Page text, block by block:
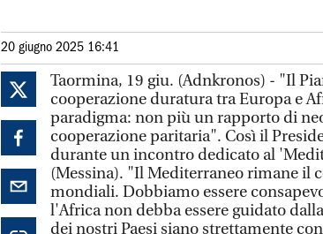
20 giugno 2025 16:41
Taormina, 19 giu. (Adnkronos) - "Il
cooperazione duratura tra Europa e
paradigma: non più un rapporto di
cooperazione paritaria". Così il
durante un incontro dedicato al
(Messina). "Il Mediterraneo rimane il
mondiali. Dobbiamo essere
l'Africa non debba essere guidato
dei nostri Paesi siano strettamente